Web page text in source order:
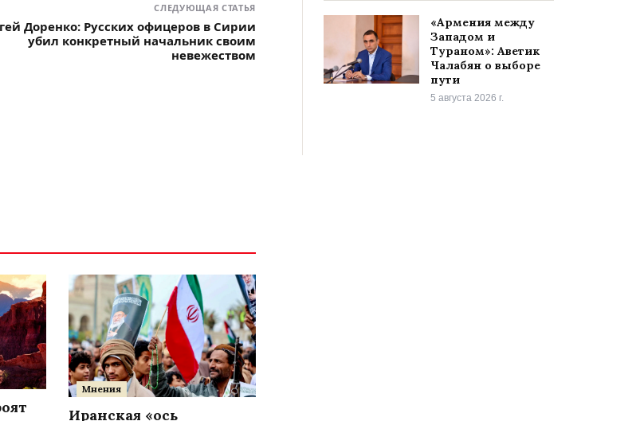
СЛЕДУЮЩАЯ СТАТЬЯ
Доренко: Русских офицеров в Сирии
убил конкретный начальник своим
невежеством
«Армения между
Западом и
Тураном»: Аветик
Чалабян о выборе
пути
5 августа 2026 г.
Мнения
Иранская «ось